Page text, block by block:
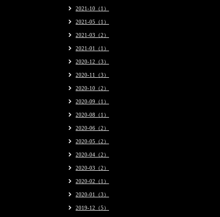
2021-10（1）
2021-05（1）
2021-03（2）
2021-01（1）
2020-12（3）
2020-11（3）
2020-10（2）
2020-09（1）
2020-08（1）
2020-06（2）
2020-05（2）
2020-04（2）
2020-03（2）
2020-02（1）
2020-01（3）
2019-12（5）